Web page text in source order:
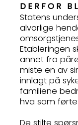
DERFOR
Statens
alvorlige
Etableringen
annet fra
miste en av
innlagt på
familiene
hva som